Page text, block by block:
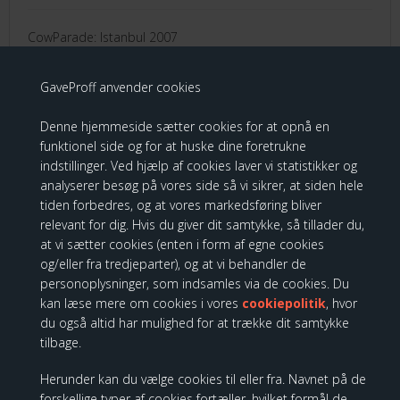
GaveProff anvender cookies
Denne hjemmeside sætter cookies for at opnå en
funktionel side og for at huske dine foretrukne
indstillinger. Ved hjælp af cookies laver vi statistikker og
analyserer besøg på vores side så vi sikrer, at siden hele
tiden forbedres, og at vores markedsføring bliver
relevant for dig. Hvis du giver dit samtykke, så tillader du,
at vi sætter cookies (enten i form af egne cookies
og/eller fra tredjeparter), og at vi behandler de
personoplysninger, som indsamles via de cookies. Du
kan læse mere om cookies i vores cookiepolitik, hvor
du også altid har mulighed for at trække dit samtykke
tilbage.
Herunder kan du vælge cookies til eller fra. Navnet på de
CowParade: Istanbul 2007
479,00 DKK
CowParade - Medium, Heartstanding
Cow